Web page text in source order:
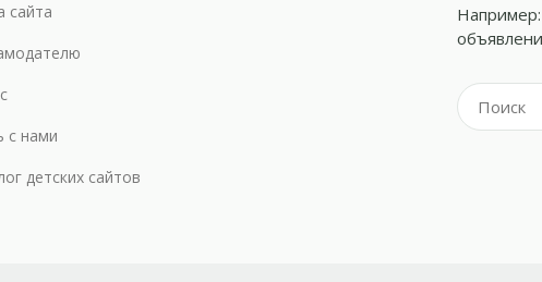
сайта
с нами
детских сайтов
Например: